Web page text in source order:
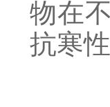
物在
抗寒